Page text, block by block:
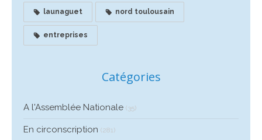
launaguet nord toulousain
entreprises
Catégories
A l'Assemblée Nationale (35)
En circonscription (281)